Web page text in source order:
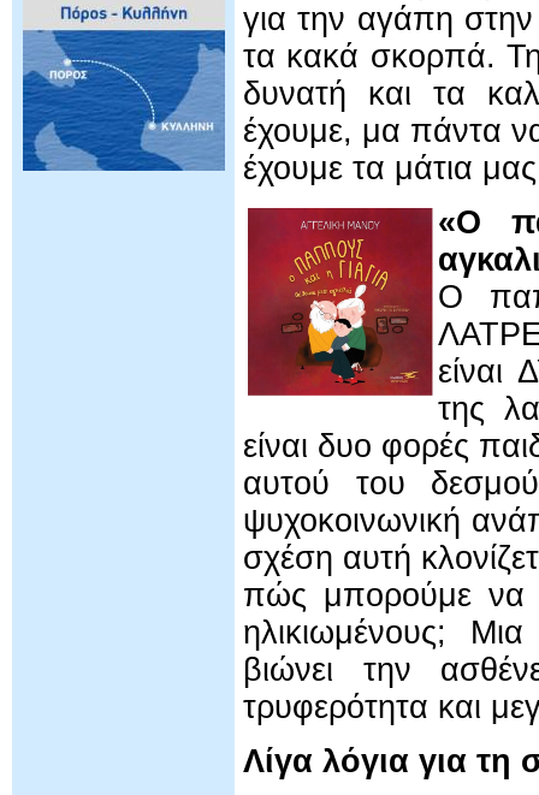
για την αγάπη
τα κακά σκορπά.
δυνατή και τα
έχουμε, μα πάντα
έχουμε τα μάτια
«Ο
Ο
της
είναι δυο φορές
αυτού του
ψυχοκοινωνική
σχέση αυτή
πώς μπορούμε να
ηλικιωμένους;
βιώνει την
τρυφερότητα και
Λίγα λόγια για τη